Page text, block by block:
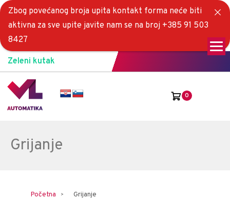
Zeleni kutak
0
Grijanje
Početna Grijanje
Zbog povećanog broja upita kontakt forma neće biti
aktivna za sve upite javite nam se na broj +385 91 503
8427